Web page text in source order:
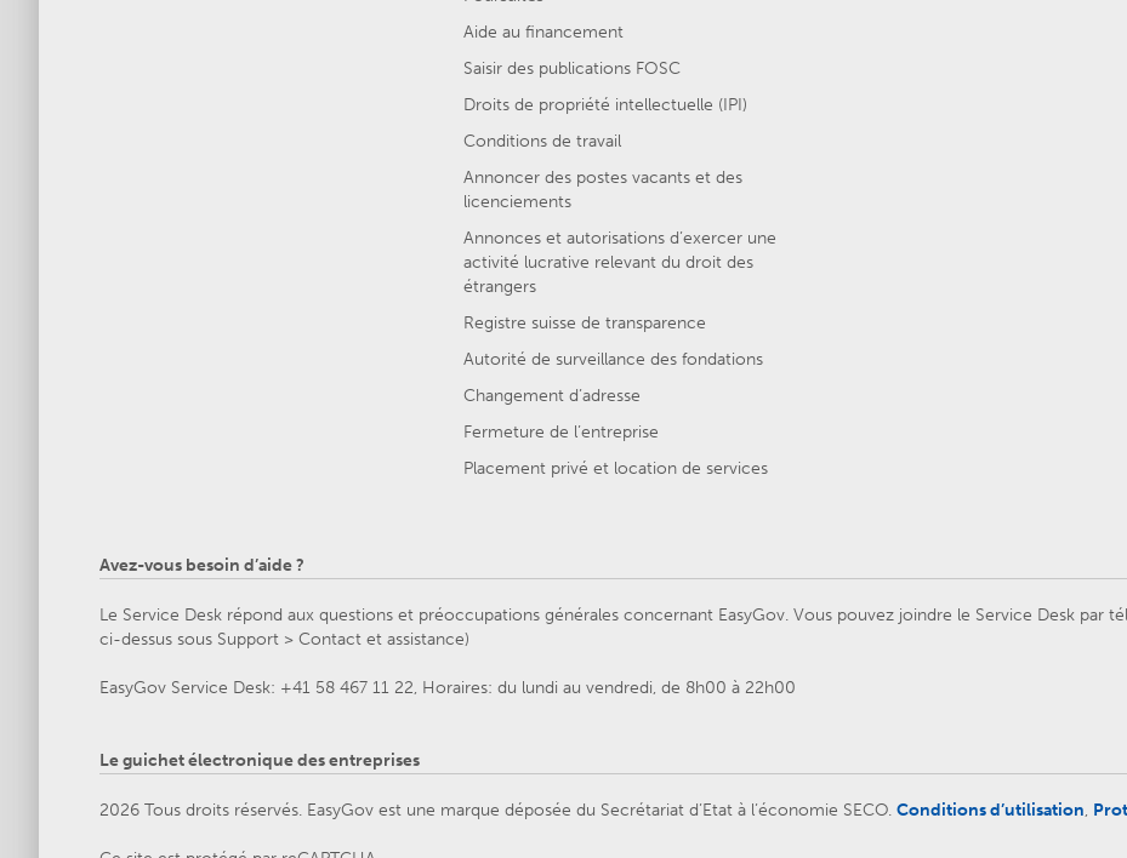
Aide au financement
Saisir des publications FOSC
Droits de propriété intellectuelle (IPI)
Conditions de travail
Annoncer des postes vacants et des
licenciements
Annonces et autorisations d’exercer une
activité lucrative relevant du droit des
étrangers
Registre suisse de transparence
Autorité de surveillance des fondations
Changement d’adresse
Fermeture de l’entreprise
Placement privé et location de services
Avez-vous besoin d’aide ?
Le Service Desk répond aux questions et préoccupations générales concernant EasyGov. Vous pouvez joindre le Service Desk par
ci-dessus sous Support > Contact et assistance)
EasyGov Service Desk: +41 58 467 11 22, Horaires: du lundi au vendredi, de 8h00 à 22h00
Le guichet électronique des entreprises
2026 Tous droits réservés. EasyGov est une marque déposée du Secrétariat d’Etat à l’économie SECO. Conditions d’utilisation,